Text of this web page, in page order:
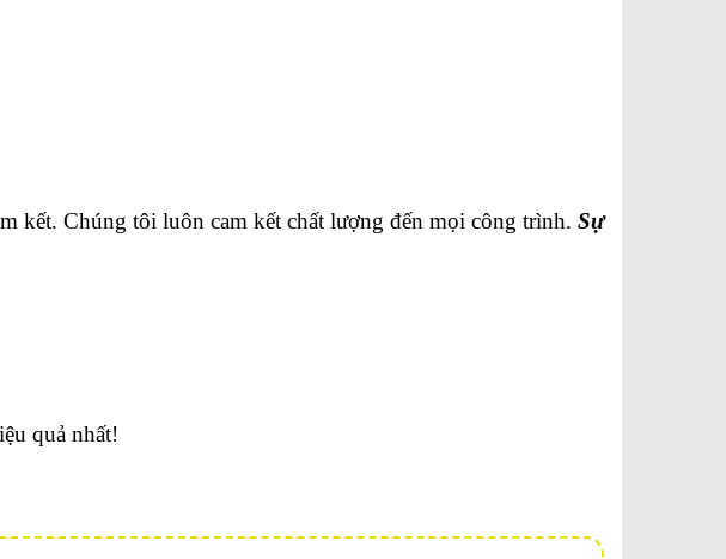
kết. Chúng tôi luôn cam kết chất lượng đến mọi công trình. Sự
quả nhất!